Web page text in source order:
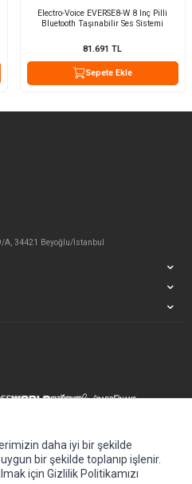
Electro-Voice EVERSE8-W 8 Inç Pilli
Bluetooth Taşınabilir Ses Sistemi
81.691 TL
Sepete Ekle
34421 Beyoğlu/İstanbul
daha iyi bir şekilde
bir şekilde toplanıp işlenir.
için Gizlilik Politikamızı